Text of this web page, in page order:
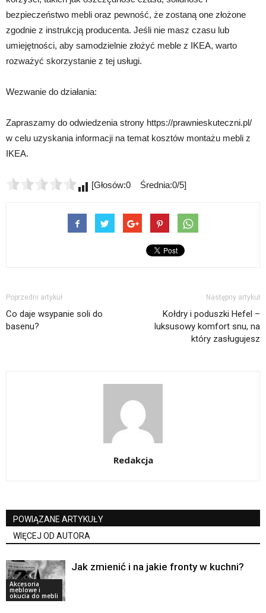
bezpieczeństwo mebli oraz pewność, że zostaną one złożone
zgodnie z instrukcją producenta. Jeśli nie masz czasu lub
umiejętności, aby samodzielnie złożyć meble z IKEA, warto
rozważyć skorzystanie z tej usługi.
Wezwanie do działania:
Zapraszamy do odwiedzenia strony https://prawnieskuteczni.pl/
w celu uzyskania informacji na temat kosztów montażu mebli z
IKEA.
[Głosów:0 Średnia:0/5]
Poprzedni artykuł
Co daje wsypanie soli do
basenu?
Następny artykuł
Kołdry i poduszki Hefel –
luksusowy komfort snu, na
który zasługujesz
Redakcja
POWIĄZANE ARTYKUŁY
WIĘCEJ OD AUTORA
Akcesoria
meblowe i
okucia do mebli
Jak zmienić i na jakie fronty w kuchni?